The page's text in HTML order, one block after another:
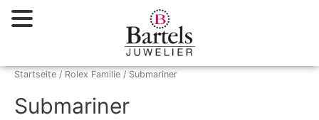
Inhalt
Startseite / Rolex Familie / Submariner
Submariner